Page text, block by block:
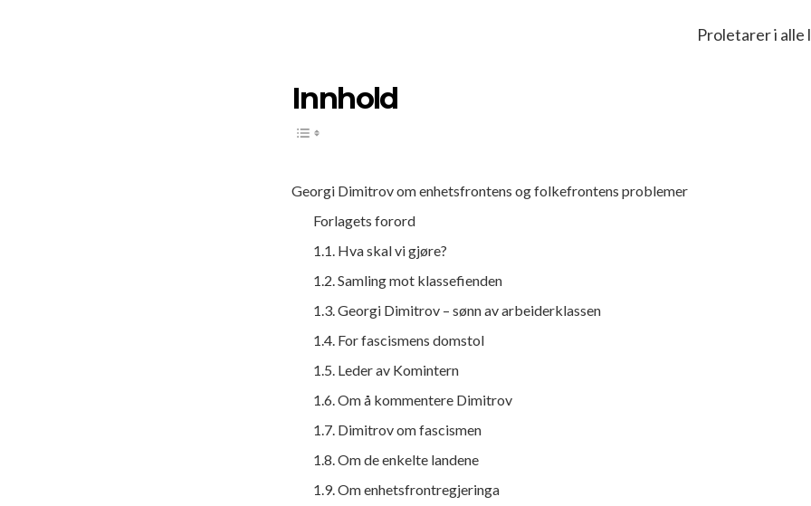
Proletarer i alle
Innhold
Georgi Dimitrov om enhetsfrontens og folkefrontens problemer
Forlagets forord
1.1. Hva skal vi gjøre?
1.2. Samling mot klassefienden
1.3. Georgi Dimitrov – sønn av arbeiderklassen
1.4. For fascismens domstol
1.5. Leder av Komintern
1.6. Om å kommentere Dimitrov
1.7. Dimitrov om fascismen
1.8. Om de enkelte landene
1.9. Om enhetsfrontregjeringa